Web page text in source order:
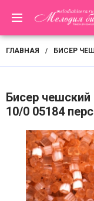
ГЛАВНАЯ / БИСЕР
Бисер чешский
10/0 05184